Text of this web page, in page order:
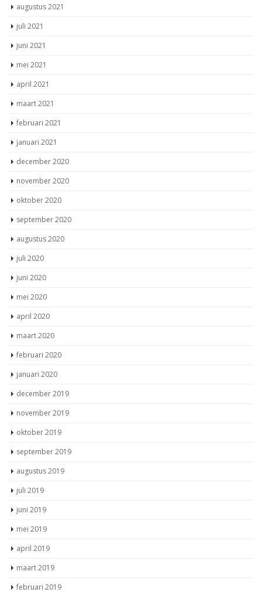
augustus 2021
juli 2021
juni 2021
mei 2021
april 2021
maart 2021
februari 2021
januari 2021
december 2020
november 2020
oktober 2020
september 2020
augustus 2020
juli 2020
juni 2020
mei 2020
april 2020
maart 2020
februari 2020
januari 2020
december 2019
november 2019
oktober 2019
september 2019
augustus 2019
juli 2019
juni 2019
mei 2019
april 2019
maart 2019
februari 2019